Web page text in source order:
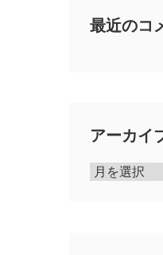
最近のコ
アーカイ
ア